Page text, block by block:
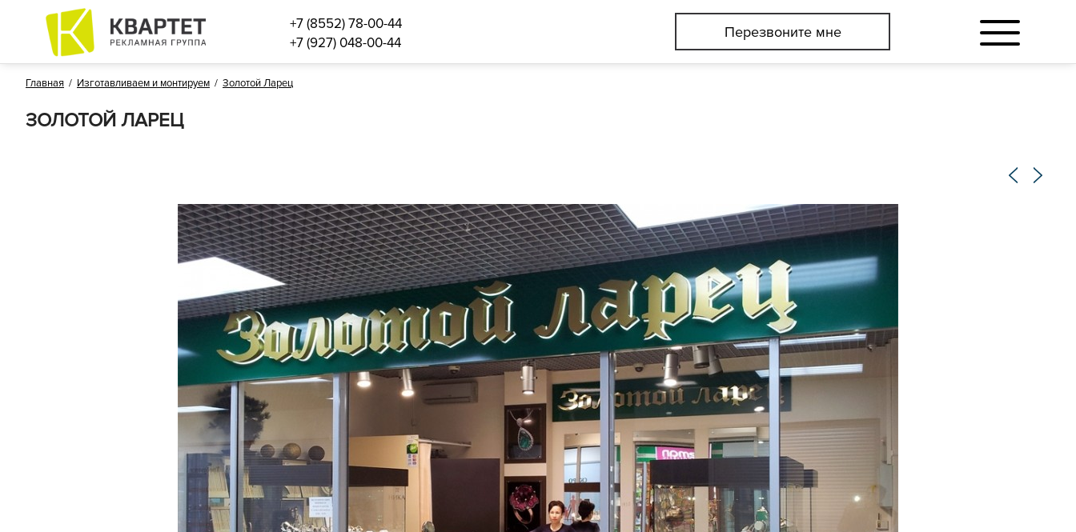
+7 (8552) 78-00-44
+7 (927) 048-00-44
Перезвоните мне
Главная / Изготавливаем и монтируем / Золотой Ларец
ЗОЛОТОЙ ЛАРЕЦ